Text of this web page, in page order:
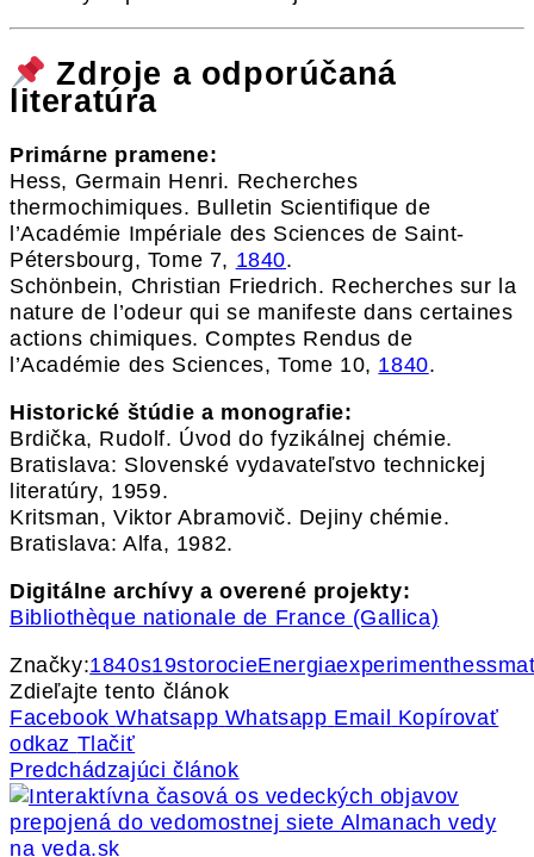
Zdroje a odporúčaná
literatúra
Primárne pramene:
Hess, Germain Henri. Recherches
thermochimiques. Bulletin Scientifique de
l’Académie Impériale des Sciences de Saint-
Pétersbourg, Tome 7, 1840.
Schönbein, Christian Friedrich. Recherches sur la
nature de l’odeur qui se manifeste dans certaines
actions chimiques. Comptes Rendus de
l’Académie des Sciences, Tome 10, 1840.
Historické štúdie a monografie:
Brdička, Rudolf. Úvod do fyzikálnej chémie.
Bratislava: Slovenské vydavateľstvo technickej
literatúry, 1959.
Kritsman, Viktor Abramovič. Dejiny chémie.
Bratislava: Alfa, 1982.
Digitálne archívy a overené projekty:
Bibliothèque nationale de France (Gallica)
Značky:1840s19storocieEnergiaexperimenthess
Zdieľajte tento článok
Facebook Whatsapp Whatsapp Email Kopírovať
odkaz Tlačiť
Predchádzajúci článok